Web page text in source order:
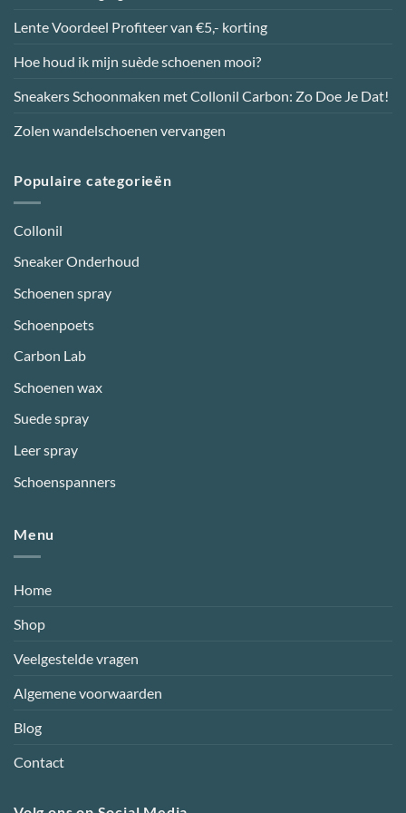
Lente Voordeel Profiteer van €5,- korting
Hoe houd ik mijn suède schoenen mooi?
Sneakers Schoonmaken met Collonil Carbon: Zo Doe Je Dat!
Zolen wandelschoenen vervangen
Populaire categorieën
Collonil
Sneaker Onderhoud
Schoenen spray
Schoenpoets
Carbon Lab
Schoenen wax
Suede spray
Leer spray
Schoenspanners
Menu
Home
Shop
Veelgestelde vragen
Algemene voorwaarden
Blog
Contact